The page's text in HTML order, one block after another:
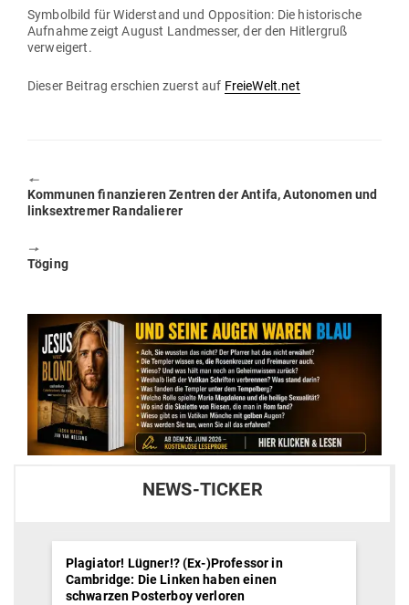
Sym­bolbild für Wider­stand und Oppo­sition: Die his­to­rische
Auf­nahme zeigt August Land­messer, der den Hit­lergruß
verweigert.
Dieser Beitrag erschien zuerst auf FreieWelt.net
🠔
Previous
post:
Kom­munen finan­zieren Zentren der Antifa, Auto­nomen und
links­extremer Randalierer
🠖
Next
Töging
NEWS-TICKER
Plagiator! Lügner!? (Ex-)Professor in
Cambridge: Die Linken haben einen
schwarzen Posterboy verloren